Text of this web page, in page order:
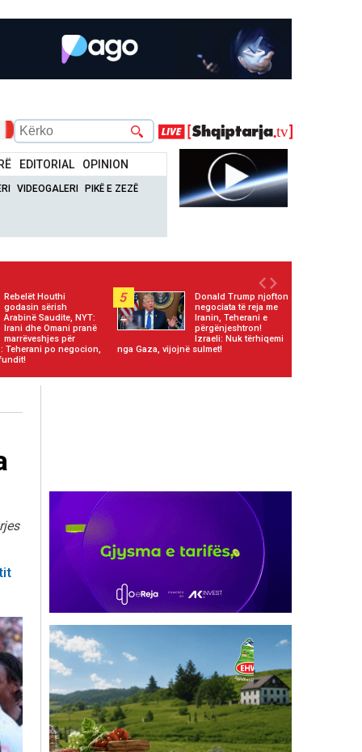
EDITORIAL OPINION
VIDEOGALERI PIKË E ZEZË
Rebelët Houthi
godasin sërish
Arabinë Saudite, NYT:
Irani dhe Omani pranë
marrëveshjes për
Teherani po negocion,
5
Donald Trump njofton
negociata të reja me
Iranin, Teherani e
përgënjeshtron!
Izraeli: Nuk tërhiqemi
nga Gaza, vijojnë sulmet!